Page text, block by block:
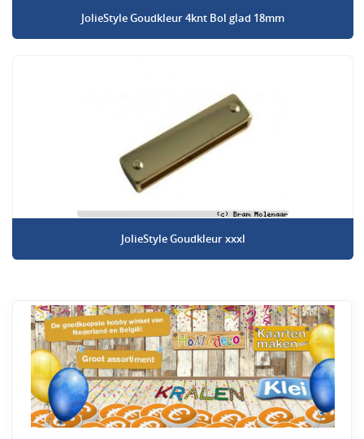
JolieStyle Goudkleur 4knt Bol glad 18mm
JolieStyle Goudkleur xxxl